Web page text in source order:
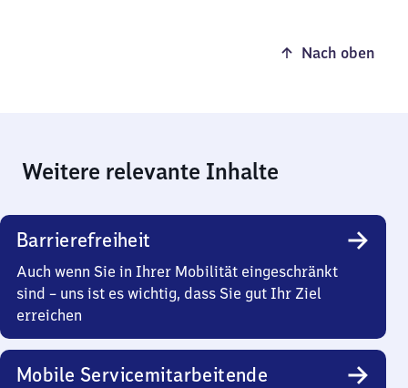
Nach oben
Weitere relevante Inhalte
Barrierefreiheit
Auch wenn Sie in Ihrer Mobilität eingeschränkt
sind – uns ist es wichtig, dass Sie gut Ihr Ziel
erreichen
Mobile Servicemitarbeitende